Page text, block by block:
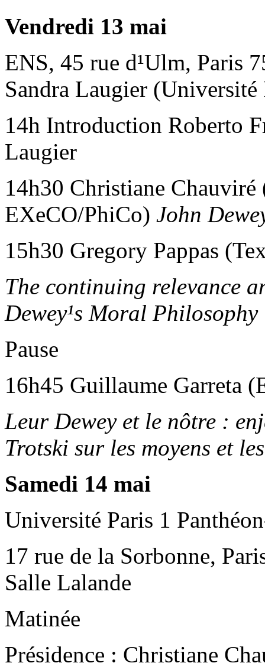
Vendredi 13 mai
ENS, 45 rue d¹Ulm, Paris
Sandra Laugier
14h Introduction Roberto
Laugier
14h30 Christiane
EXeCO/PhiCo) John
15h30 Gregory Pappas
The continuing relevance
Dewey¹s Moral Philosophy
Pause
16h45 Guillaume Garreta
Leur Dewey et le nôtre :
Trotski sur les moyens et
Samedi 14 mai
Université Paris 1
17 rue de la Sorbonne,
Salle Lalande
Matinée
Présidence : Christiane